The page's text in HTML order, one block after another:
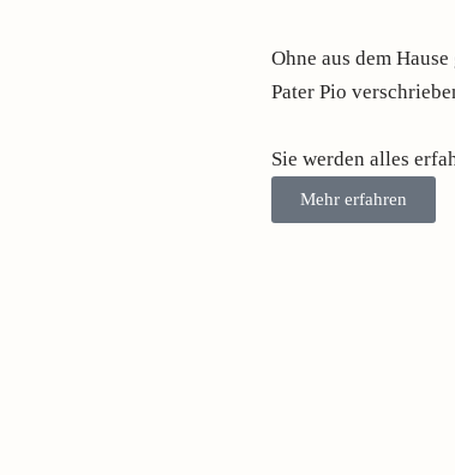
Ohne aus dem
Pater Pio
Sie werden alles
Mehr erfahren